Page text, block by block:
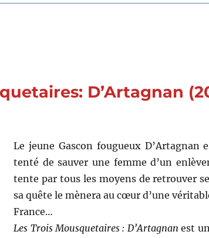
Les
Bourboulon
D’Artagnan
Le jeune Gascon fougueux D’Artagnan
tenté de sauver une femme d’un
tente par tous les moyens de retrouver
sa quête le mènera au cœur d’une
France…
Les Trois Mousquetaires : D’Artagnan est